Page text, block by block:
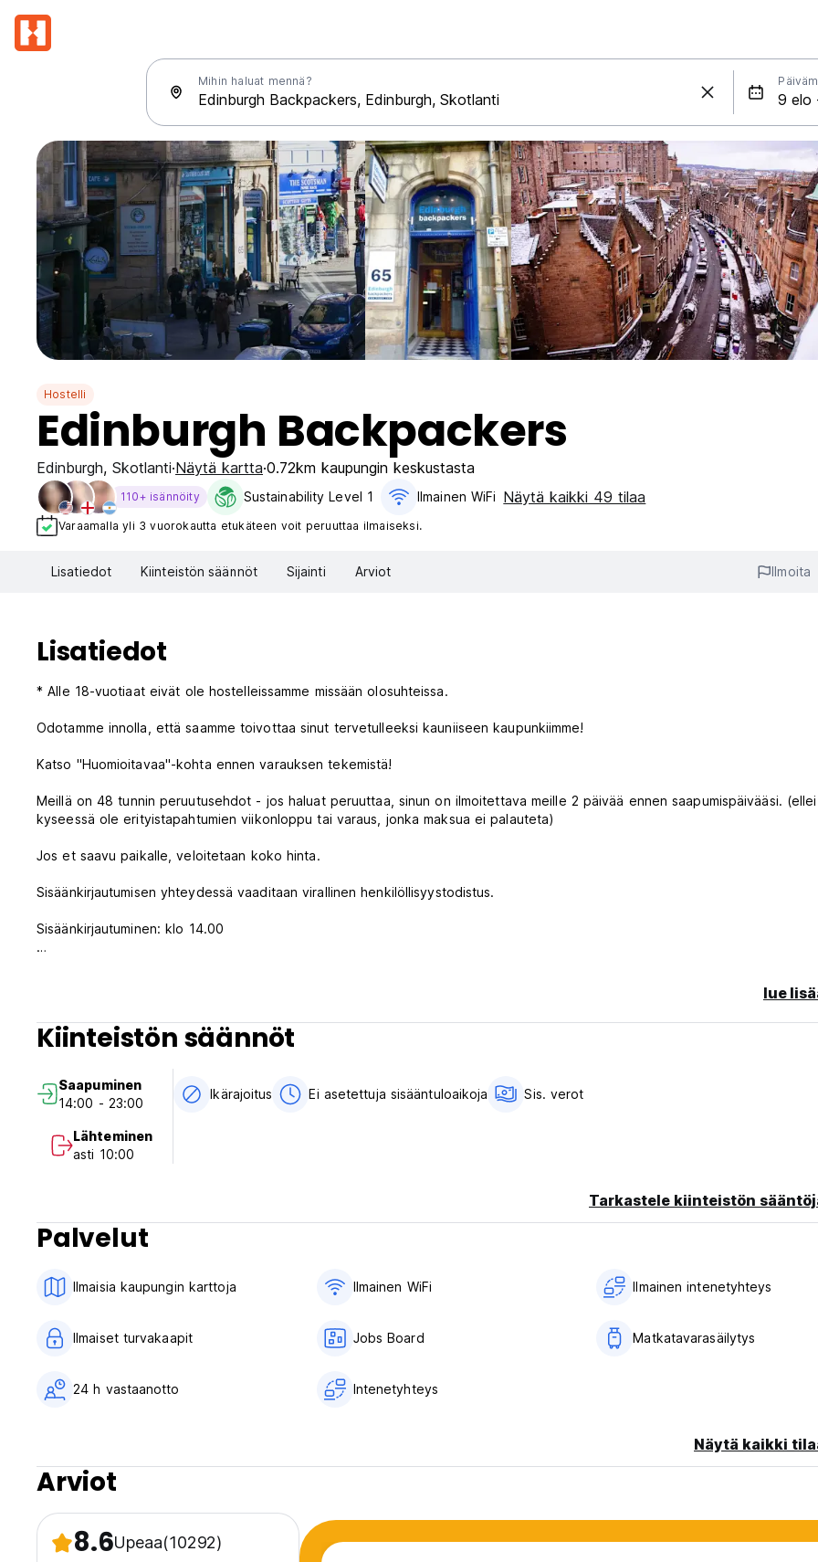
Mihin haluat mennä?
Hostelli
Edinburgh Backpackers
Edinburgh, Skotlanti Näytä kartta 0.72km kaupungin keskustasta
110+ isännöity Sustainability Level 1 Ilmainen WiFi Näytä kaikki 49 tilaa
Varaamalla yli 3 vuorokautta etukäteen voit peruuttaa ilmaiseksi.
Lisatiedot Kiinteistön säännöt Sijainti Arviot Ilmoita
Lisatiedot
* Alle 18-vuotiaat eivät ole hostelleissamme missään olosuhteissa.
Odotamme innolla, että saamme toivottaa sinut tervetulleeksi kauniiseen kaupunkiimme!
Katso "Huomioitavaa"-kohta ennen varauksen tekemistä!
Meillä on 48 tunnin peruutusehdot - jos haluat peruuttaa, sinun on ilmoitettava meille 2 päivää ennen saapumispäivääsi. (ellei
kyseessä ole erityistapahtumien viikonloppu tai varaus, jonka maksua ei palauteta)
Jos et saavu paikalle, veloitetaan koko hinta.
Sisäänkirjautumisen yhteydessä vaaditaan virallinen henkilöllisyystodistus.
Sisäänkirjautuminen: klo 14.00
*Yli 8 hengen ryhmävarausten on otettava meihin suoraan yhteyttä varauksen tekemiseksi. Huomaa, että jos varaat
ryhmälle, varauksesi peruuntuu.
* Emme voi taata, että ryhmät majoitetaan samaan huoneeseen. Tämä riippuu saatavuudesta.
* Alle 18-vuotiaat eivät ole hostelleissamme missään olosuhteissa.
* Huomaathan, että Edinburgh Backpackersilla ei ole säilytystilaa polkupyörille.
Edinburgh Backpackers Hostel on hauska hostelli, joka on suunnattu nuorille ja lapsenmielisille reppureissaajille, jotka
nauttia olostaan ​​Edinburghissa. Meillä on neljä erillistä rakennusta, jotka koostuvat erilaisista makuusaleista ja
Edinburghin parhaalla paikalla! Olemme ylpeitä ystävällisestä ja avuliaasta asenteestamme ja olemme aina valmiita antamaan
Selaa alas ja lue *huomioon otettavat asiat* ennen varaamista meiltä
*Rakennustemme historiallisen luonteen vuoksi meillä on paljon portaita eikä hissiä - valmistaudu kiipeämään!
*Kaupungin paras sijainti
lue
Kiinteistön säännöt
Saapuminen
14:00 - 23:00
Lähteminen
asti 10:00
Ikärajoitus Ei asetettuja sisääntuloaikoja Sis. verot
Tarkastele kiinteistön
Palvelut
Ilmaisia ​​kaupungin karttoja Ilmainen WiFi Ilmainen intenetyhteys
Ilmaiset turvakaapit Jobs Board Matkatavarasäilytys
24 h vastaanotto Intenetyhteys
Näytä kaikki
Arviot
8.6Upeaa(10292)